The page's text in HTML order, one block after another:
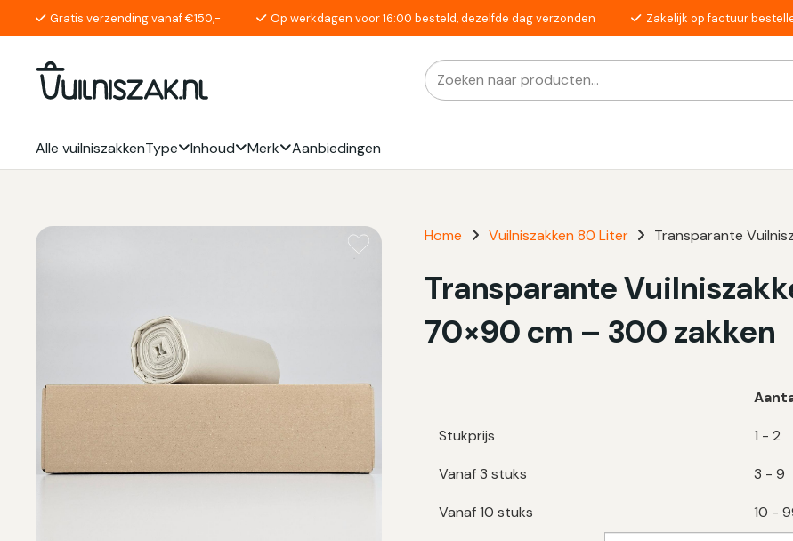
Gratis verzending vanaf €150,- Op werkdagen voor 16:00 besteld, dezelfde dag verzonden Zakelijk op factuur
Zoeken
naar:
Als de resultaten voor automatisch aanvullen
Alle vuilniszakkenType Inhoud Merk Aanbiedingen
Home Vuilniszakken 80 Liter Transparante
Transparante
70×90 cm – 300 zakken
Stukprijs 1 - 2
Vanaf 3 stuks 3 - 9
Vanaf 10 stuks 10 -